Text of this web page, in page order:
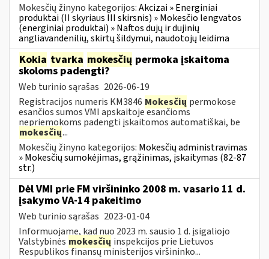
Mokesčių žinyno kategorijos:Akcizai » Energiniai
produktai (II skyriaus III skirsnis) » Mokesčio lengvatos
(energiniai produktai) » Naftos dujų ir dujinių
angliavandenilių, skirtų šildymui, naudotojų leidima
Kokia tvarka mokesčių permoka įskaitoma
skoloms padengti?
Web turinio sąrašas 2026-06-19
Registracijos numeris KM3846 Mokesčių permokose
esančios sumos VMI apskaitoje esančioms
nepriemokoms padengti įskaitomos automatiškai, be
mokesčių...
Mokesčių žinyno kategorijos: Mokesčių administravimas
» Mokesčių sumokėjimas, grąžinimas, įskaitymas (82-87
str.)
Dėl VMI prie FM viršininko 2008 m. vasario 11 d.
įsakymo VA-14 pakeitimo
Web turinio sąrašas 2023-01-04
Informuojame, kad nuo 2023 m. sausio 1 d. įsigaliojo
Valstybinės mokesčių inspekcijos prie Lietuvos
Respublikos finansų ministerijos viršininko...